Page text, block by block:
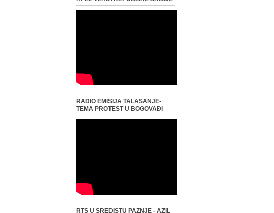
RADIO EMISIJA TALASANJE-
TEMA PROTEST U BOGOVAĐI
RTS U SREDISTU PAZNJE - AZIL